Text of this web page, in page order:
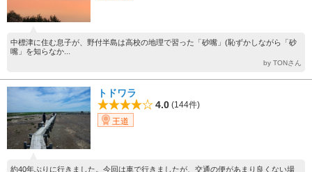
中標津に住む息子が、野付半島は高校の地理で習った「砂嘴」(恥ずかしながら「砂
嘴」を知らなか...
by TONさん
トドワラ
4.0 (144件)
王道
約40年ぶりに行きました。今回は車で行きましたが、交通の便があまり良くない場